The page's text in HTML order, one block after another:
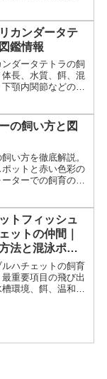
カンダータテ
鑑情報
ダータテトラの飼
長、水質、餌、混
顎内関節などの形
の飼い方と図
い方を徹底解説。
ットと赤い色彩の
ターでの飼育のポ
トフィッシュ
ットの仲間｜
法と混泳ポイ
ハチェットの飼育
重要項目の飛び出
環境、餌、温和な